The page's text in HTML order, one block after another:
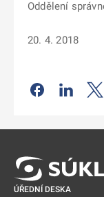
Oddělení
20. 4. 2018
Odkaz se
ÚŘEDNÍ DESKA